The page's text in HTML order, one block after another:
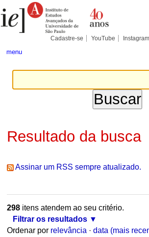
para
conteúdo.
Pessoais
Cadastre-se YouTube Instagram
menu
Resultado da busca
Assinar um RSS sempre atualizado.
298itens atendem ao seu critério.
Filtrar os resultados
Ordenar por relevância · data (mais